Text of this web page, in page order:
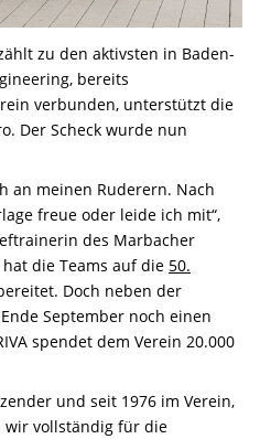
zu den aktivsten in Baden-
bereits
verbunden, unterstützt die
Der Scheck wurde nun
an meinen Ruderern. Nach
freue oder leide ich mit“,
des Marbacher
die Teams auf die 50.
Doch neben der
September noch einen
spendet dem Verein 20.000
und seit 1976 im Verein,
wir vollständig für die